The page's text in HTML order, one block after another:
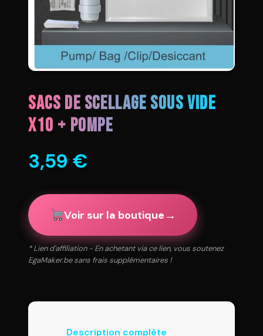
sacs de scellage sous vide
x10 + pompe
3,59 €
Voir sur la boutique →
* Lien d'affiliation - En achetant via ce lien, vous soutenez
EgaMaker.be sans frais supplémentaires !
Description complète